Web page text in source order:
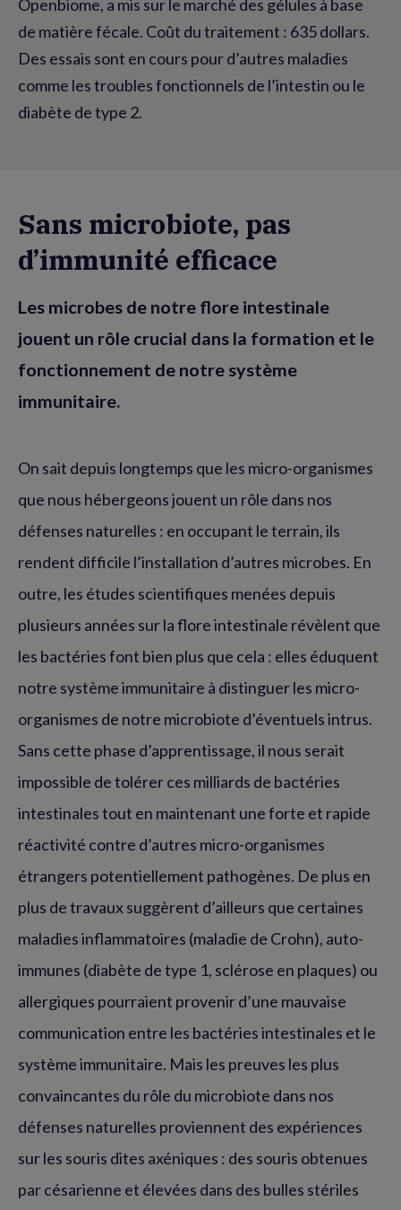
Openbiome, a mis sur le marché des gélules à base
de matière fécale. Coût du traitement : 635 dollars.
Des essais sont en cours pour d’autres maladies
comme les troubles fonctionnels de l’intestin ou le
diabète de type 2.
Sans microbiote, pas
d’immunité efficace
Les microbes de notre flore intestinale
jouent un rôle crucial dans la formation et le
fonctionnement de notre système
immunitaire.
On sait depuis longtemps que les micro-organismes
que nous hébergeons jouent un rôle dans nos
défenses naturelles : en occupant le terrain, ils
rendent difficile l’installation d’autres microbes. En
outre, les études scientifiques menées depuis
plusieurs années sur la flore intestinale révèlent que
les bactéries font bien plus que cela : elles éduquent
notre système immunitaire à distinguer les micro-
organismes de notre microbiote d’éventuels intrus.
Sans cette phase d’apprentissage, il nous serait
impossible de tolérer ces milliards de bactéries
intestinales tout en maintenant une forte et rapide
réactivité contre d’autres micro-organismes
étrangers potentiellement pathogènes. De plus en
plus de travaux suggèrent d’ailleurs que certaines
maladies inflammatoires (maladie de Crohn), auto-
immunes (diabète de type 1, sclérose en plaques) ou
allergiques pourraient provenir d’une mauvaise
communication entre les bactéries intestinales et le
système immunitaire. Mais les preuves les plus
convaincantes du rôle du microbiote dans nos
défenses naturelles proviennent des expériences
sur les souris dites axéniques : des souris obtenues
par césarienne et élevées dans des bulles stériles